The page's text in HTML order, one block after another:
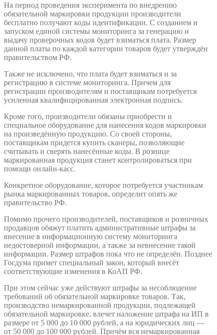
На период проведения эксперимента по внедрению
обязательной маркировки продукции производители
бесплатно получают коды идентификации. С созданием и
запуском единой системы мониторинга за генерацию и
выдачу проверочных кодов будет взиматься плата. Размер
данной платы по каждой категории товаров будет утверждён
правительством РФ.
Также не исключено, что плата будет взиматься и за
регистрацию в системе мониторинга. Причем для
регистрации производителям и поставщикам потребуется
усиленная квалифицированная электронная подпись.
Кроме того, производители обязаны приобрести и
специальное оборудование для нанесения кодов маркировки
на произведённую продукцию. Со своей стороны,
поставщикам придется купить сканеры, позволяющие
считывать и сверять нанесённые коды. В рознице
маркированная продукция станет контролироваться при
помощи онлайн-касс.
Конкретное оборудование, которое потребуется участникам
рынка маркированных товаров, определит опять же
правительство РФ.
Помимо прочего производителей, поставщиков и розничных
продавцов обяжут платить административные штрафы за
внесение в информационную систему мониторинга
недостоверной информации, а также за невнесение такой
информации. Размер штрафов пока что не определён. Позднее
Госдума примет специальный закон, который внесёт
соответствующие изменения в КоАП РФ.
При этом сейчас уже действуют штрафы за несоблюдение
требований об обязательной маркировке товаров. Так,
производство немаркированной продукции, подлежащей
обязательной маркировке, влечет наложение штрафа на ИП в
размере от 5 000 до 10 000 рублей, а на юридических лиц —
от 50 000 до 100 000 рублей. Причём вся немаркированная